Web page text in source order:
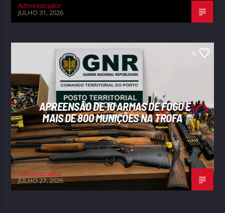
Administrador
JULHO 31, 2026
0
APREENSÃO DE 10 ARMAS DE FOGO E
MAIS DE 800 MUNIÇÕES NA TROFA
Administrador
JULHO 27, 2026